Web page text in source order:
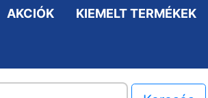
AKCIÓK KIEMELT TERMÉKEK